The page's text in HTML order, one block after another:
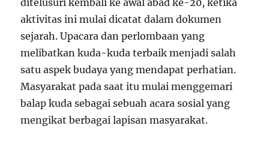
aktivitas ini mulai dicatat dalam dokumen
sejarah. Upacara dan perlombaan yang
melibatkan kuda-kuda terbaik menjadi salah
satu aspek budaya yang mendapat perhatian.
Masyarakat pada saat itu mulai menggemari
balap kuda sebagai sebuah acara sosial yang
mengikat berbagai lapisan masyarakat.